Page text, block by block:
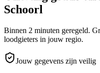
Schoorl
Binnen 2 minuten geregeld.
loodgieters in jouw regio.
Jouw gegevens zijn veilig